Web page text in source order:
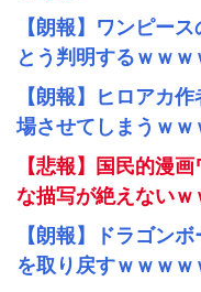
【朗報】ワンピー
とう判明するｗｗｗ
【朗報】ヒロアカ
場させてしまうｗｗ
【悲報】国民的漫
な描写が絶えないｗ
【朗報】ドラゴン
を取り戻すｗｗｗｗ